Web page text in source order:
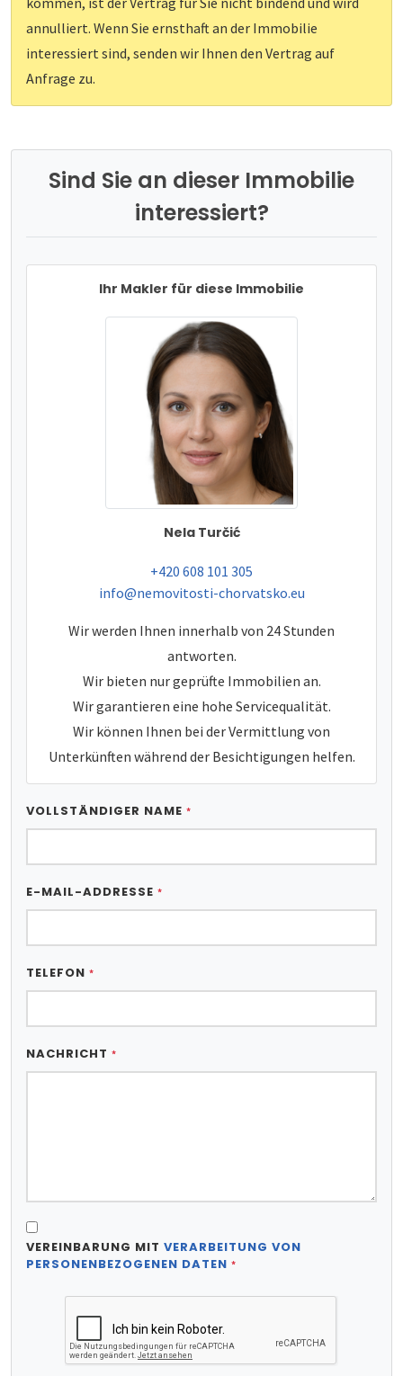
annulliert. Wenn Sie ernsthaft an der Immobilie
interessiert sind, senden wir Ihnen den Vertrag auf
Anfrage zu.
Sind Sie an dieser Immobilie
interessiert?
Ihr Makler für diese Immobilie
Nela Turčić
tel:
+420 608 101 305
e-mail:
info@nemovitosti-chorvatsko.eu
Wir werden Ihnen innerhalb von 24 Stunden
antworten.
Wir bieten nur geprüfte Immobilien an.
Wir garantieren eine hohe Servicequalität.
Wir können Ihnen bei der Vermittlung von
Unterkünften während der Besichtigungen helfen.
VOLLSTÄNDIGER NAME *
E-MAIL-ADDRESSE *
TELEFON *
NACHRICHT *
VEREINBARUNG MIT VERARBEITUNG VON
PERSONENBEZOGENEN DATEN *